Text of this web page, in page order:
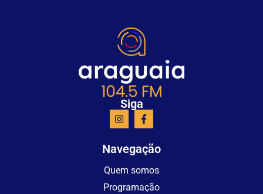
Siga
Navegação
Quem somos
Programação